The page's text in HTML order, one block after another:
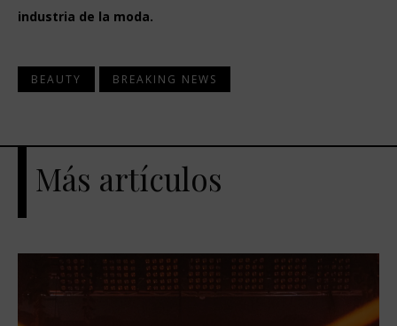
industria de la moda.
BEAUTY BREAKING NEWS
Más artículos